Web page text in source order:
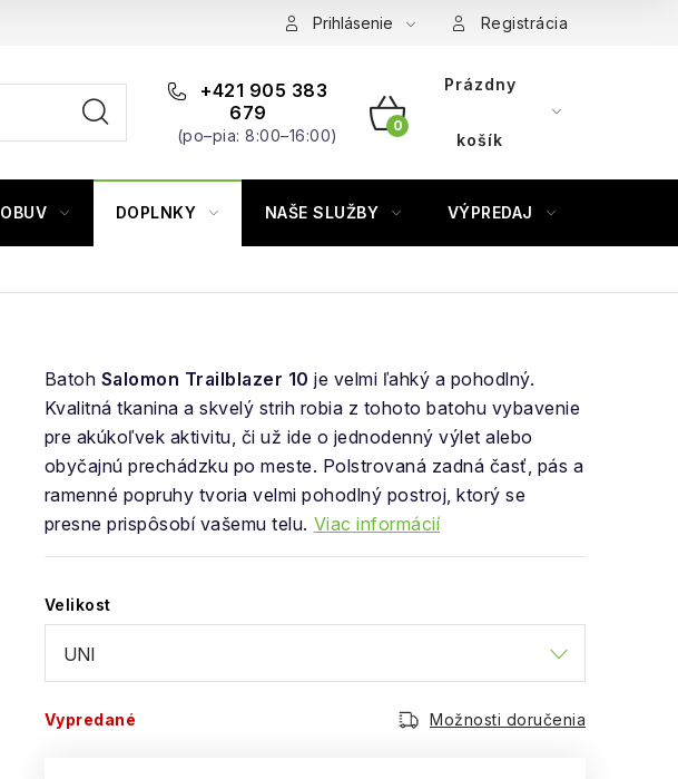
Prihlásenie Registrácia
+421 905 383
679
(po–pia: 8:00–16:00) NÁKUPNÝ
Prázdny
košík
OBUV DOPLNKY NAŠE SLUŽBY VÝPREDAJ
Batoh Salomon Trailblazer 10 je velmi ľahký a pohodlný.
Kvalitná tkanina a skvelý strih robia z tohoto batohu vybavenie
pre akúkoľvek aktivitu, či už ide o jednodenný výlet alebo
obyčajnú prechádzku po meste. Polstrovaná zadná časť, pás a
ramenné popruhy tvoria velmi pohodlný postroj, ktorý se
presne prispôsobí vašemu telu. Viac informácií
Velikost
Vypredané Možnosti doručenia